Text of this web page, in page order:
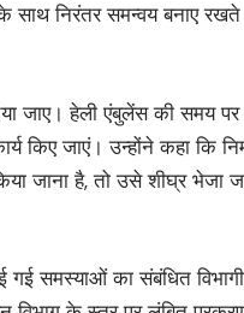
साथ निरंतर समन्वय बनाए
जाए। हेली एंबुलेंस की समय
किए जाएं। उन्होंने कहा कि
जाना है, तो उसे शीघ्र
गई समस्याओं का संबंधित